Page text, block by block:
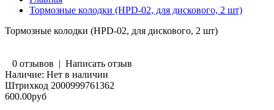
Тормозные колодки (HPD-02, для дискового, 2 шт)
Тормозные колодки (HPD-02, для дискового, 2 шт)
0 отзывов | Написать отзыв
Наличие: Нет в наличии
Штрихкод 2000999761362
600.00руб